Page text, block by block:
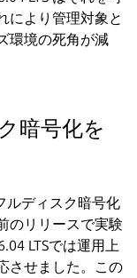
により管理対象と
環境の死角が減
暗号化を
ルディスク暗号化
のリリースで実験
LTSでは運用上
させました。この